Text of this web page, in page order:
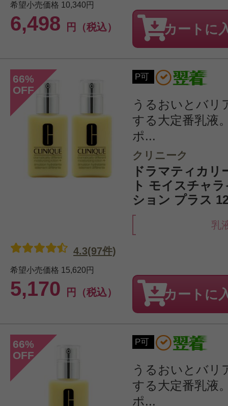
希望小売価格 10,340円
6,498 円（税込） カートに
66%
OFF
P可
うるおいとバリ
する大定番乳液
ポ...
クリニーク
ドラマティカ
ト モイスチャ
ション プラス
乳
希望小売価格 15,620円
5,170 円（税込）
4.3(97件)
カートに
66%
OFF
P可
うるおいとバリ
する大定番乳液
ポ...